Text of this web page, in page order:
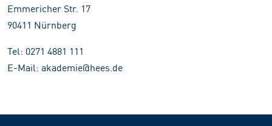
Emmericher Str. 17
90411 Nürnberg
Tel: 0271 4881 111
E-Mail: akademie@hees.de